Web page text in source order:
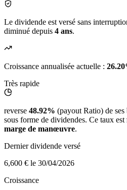
Le dividende est versé sans
diminué depuis 4 ans.
Croissance annualisée actuelle :
Très rapide
reverse 48.92% (payout Ratio) de
sous forme de dividendes. Ce taux est
marge de manœuvre.
Dernier dividende versé
6,600 € le 30/04/2026
Croissance